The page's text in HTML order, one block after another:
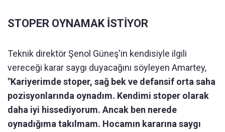
STOPER OYNAMAK İSTİYOR
Teknik direktör Şenol Güneş'in kendisiyle ilgili
vereceği karar saygı duyacağını söyleyen Amartey,
"Kariyerimde stoper, sağ bek ve defansif orta saha
pozisyonlarında oynadım. Kendimi stoper olarak
daha iyi hissediyorum. Ancak ben nerede
oynadığıma takılmam. Hocamın kararına saygı